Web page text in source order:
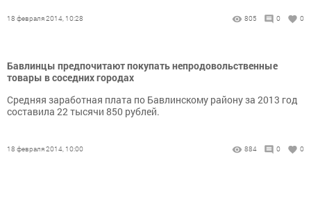
18 февраля 2014, 10:28 805 0 0
Бавлинцы предпочитают покупать непродовольственные
товары в соседних городах
Средняя заработная плата по Бавлинскому району за 2013 год
составила 22 тысячи 850 рублей.
18 февраля 2014, 10:00 884 0 0